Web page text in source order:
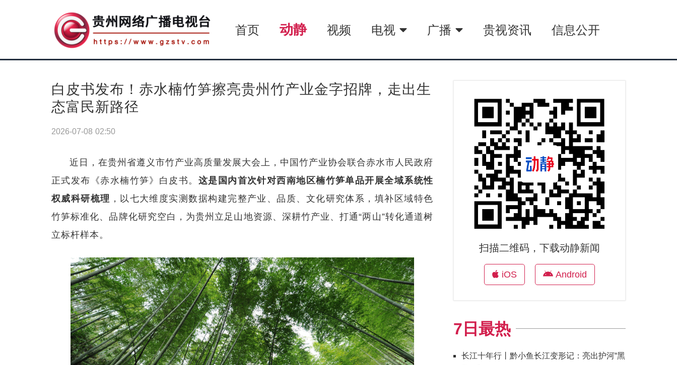
首页 动静 视频 电视 广播 贵视资讯 信息公开
白皮书发布！赤水楠竹笋擦亮贵州竹产业金字招牌，走出生
态富民新路径
2026-07-08 02:50
近日，在贵州省遵义市竹产业高质量发展大会上，中国竹产业协会联合赤水市人民政府
正式发布《赤水楠竹笋》白皮书。 这是国内首次针对西南地区楠竹笋单品开展全域系统性
权威科研梳理 ，以七大维度实测数据构建完整产业、品质、文化研究体系，填补区域特色
竹笋标准化、品牌化研究空白，为贵州立足山地资源、深耕竹产业、打通“两山”转化通道树
立标杆样本。
扫描二维码，下载动静新闻
iOS Android
7日最热
长江十年行丨黔小鱼长江变形记：亮出护河“黑